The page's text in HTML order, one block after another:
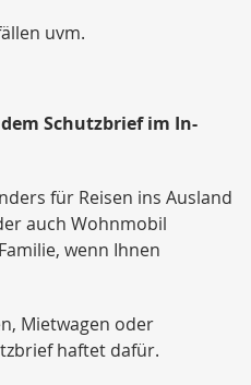
uvm.
Schutzbrief im In-
für Reisen ins Ausland
auch Wohnmobil
wenn Ihnen
Mietwagen oder
haftet dafür.